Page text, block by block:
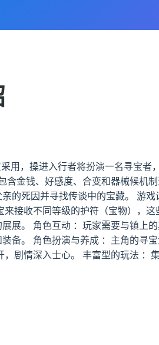
用，操进入行者将扮演一名寻宝者
金钱、好感度、合变和器械候机
的死因并寻找传谈中的宝藏。 游
接收不同等级的护符（宝物），
展。 角色互动 ：玩家需要与镇上
备。 角色扮演与养成 ：主角的寻
剧情深入士心。 丰富型的玩法 ：